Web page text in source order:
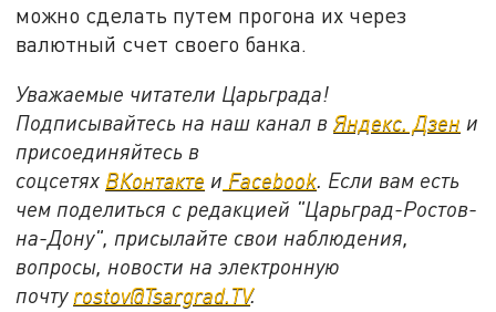
можно сделать путем прогона их через
валютный счет своего банка.
Уважаемые читатели Царьграда!
Подписывайтесь на наш канал вЯндекс. Дзен и
присоединяйтесь в
соцсетях ВКонтакте и Facebook. Если вам есть
чем поделиться с редакцией "Царьград-Ростов-
на-Дону", присылайте свои наблюдения,
вопросы, новости на электронную
почту rostov@Tsargrad.ТV.